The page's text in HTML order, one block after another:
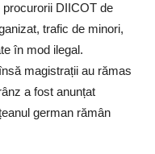
DIICOT de
trafic de minori,
în mod ilegal.
magistrații au rămas
a fost anunțat
german rămân